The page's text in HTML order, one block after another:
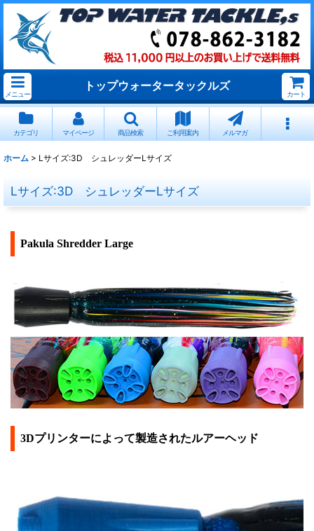
メニュー
トップウォータータックルズ
カート
カテゴリ マイページ 商品検索 ご利用案内 メルマガ
ホーム > Lサイズ:3D シュレッダーLサイズ
Lサイズ:3D シュレッダーLサイズ
Pakula Shredder Large
3Dプリンターによって製造されたルアーヘッド